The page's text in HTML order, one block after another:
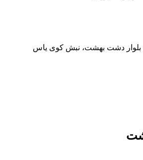
بلوار دشت بهشت، نبش کوی یاس